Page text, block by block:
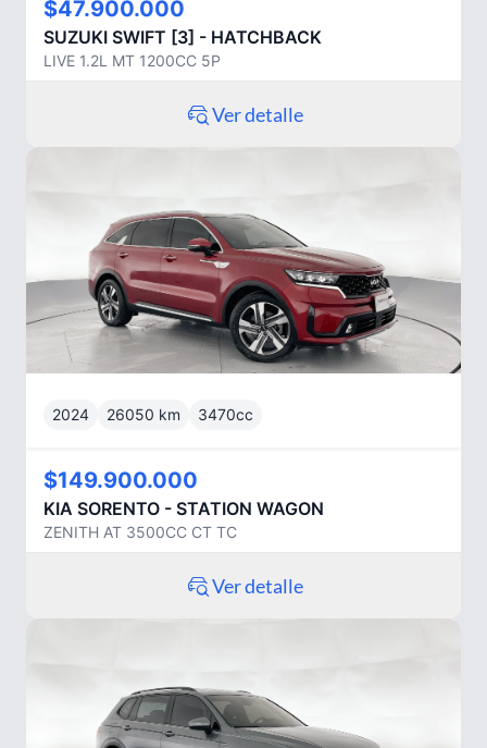
$47.900.000
SUZUKI SWIFT [3] - HATCHBACK
LIVE 1.2L MT 1200CC 5P
Ver detalle
2024 26050 km 3470cc
$149.900.000
KIA SORENTO - STATION WAGON
ZENITH AT 3500CC CT TC
Ver detalle